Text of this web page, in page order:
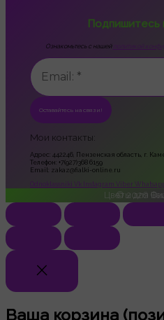
Подпишитесь
Ознакомьтесь с нашей
Мои контакты:
Адрес: 442246, Пензенская область, г.
Телефон: +7(927)368 6159
Email: zakaz@fialki-online.ru
Odnoklassniki
Vk Instagram Viber
Цветы для
© 2026
Ваша корзина